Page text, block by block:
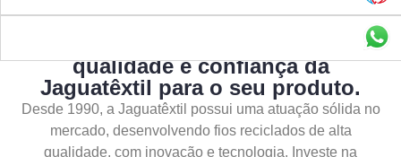
qualidade e confiança da
Jaguatêxtil para o seu produto.
Desde 1990, a Jaguatêxtil possui uma atuação sólida no
mercado, desenvolvendo fios reciclados de alta
qualidade, com inovação e tecnologia. Investe na